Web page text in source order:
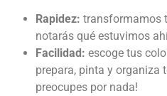
Rapidez: transformamos
notarás qué estuvimos
Facilidad: escoge tus
prepara, pinta y organiza
preocupes por nada!